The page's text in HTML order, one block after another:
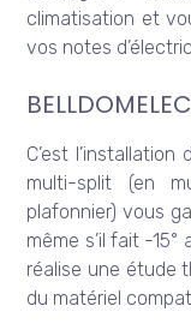
climatisation et
vos notes
C’est
multi-split (en
plafonnier) vous
même s’il fait -
réalise une étude
du matériel